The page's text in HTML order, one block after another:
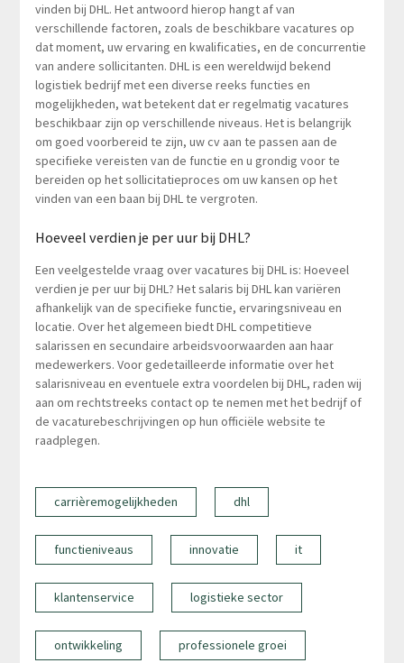
vinden bij DHL. Het antwoord hierop hangt af van
verschillende factoren, zoals de beschikbare vacatures op
dat moment, uw ervaring en kwalificaties, en de concurrentie
van andere sollicitanten. DHL is een wereldwijd bekend
logistiek bedrijf met een diverse reeks functies en
mogelijkheden, wat betekent dat er regelmatig vacatures
beschikbaar zijn op verschillende niveaus. Het is belangrijk
om goed voorbereid te zijn, uw cv aan te passen aan de
specifieke vereisten van de functie en u grondig voor te
bereiden op het sollicitatieproces om uw kansen op het
vinden van een baan bij DHL te vergroten.
Hoeveel verdien je per uur bij DHL?
Een veelgestelde vraag over vacatures bij DHL is: Hoeveel
verdien je per uur bij DHL? Het salaris bij DHL kan variëren
afhankelijk van de specifieke functie, ervaringsniveau en
locatie. Over het algemeen biedt DHL competitieve
salarissen en secundaire arbeidsvoorwaarden aan haar
medewerkers. Voor gedetailleerde informatie over het
salarisniveau en eventuele extra voordelen bij DHL, raden wij
aan om rechtstreeks contact op te nemen met het bedrijf of
de vacaturebeschrijvingen op hun officiële website te
raadplegen.
carrièremogelijkheden dhl
functieniveaus innovatie it
klantenservice logistieke sector
ontwikkeling professionele groei